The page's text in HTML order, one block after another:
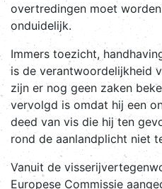
overtredingen moet
onduidelijk.
Immers toezicht,
is de verantwoordelijkheid
zijn er nog geen zaken
vervolgd is omdat hij een
deed van vis die hij ten
rond de aanlandplicht niet
Vanuit de
Europese Commissie